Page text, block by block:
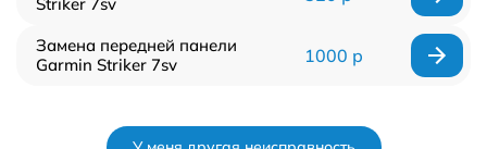
Замена передней панели
Garmin Striker 7sv
1000 р